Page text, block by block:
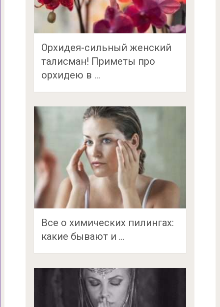
Орхидея-сильный женский
талисман! Приметы про
орхидею в …
Все о химических пилингах:
какие бывают и …